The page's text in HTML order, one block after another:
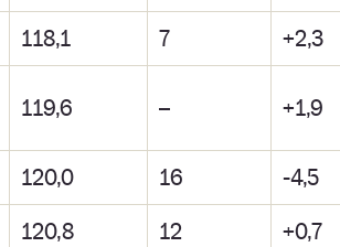
118,1 7 +2,3
119,6 – +1,9
120,0 16 -4,5
120,8 12 +0,7